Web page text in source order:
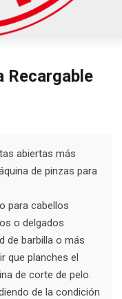
Recargable
abiertas más
de pinzas para
para cabellos
o delgados
de barbilla o más
que planches el
de corte de pelo.
de la condición